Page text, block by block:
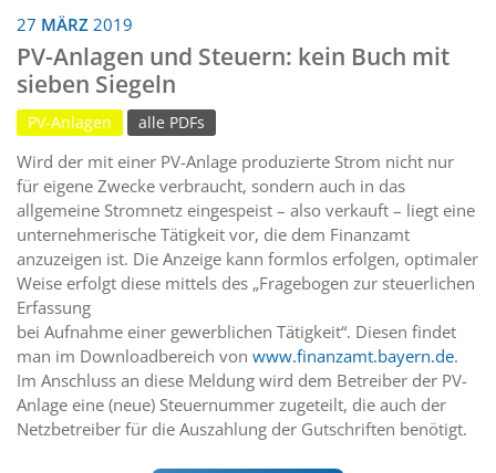
27 MÄRZ 2019
PV-Anlagen und Steuern: kein Buch mit
sieben Siegeln
PV-Anlagen alle PDFs
Wird der mit einer PV-Anlage produzierte Strom nicht nur
für eigene Zwecke verbraucht, sondern auch in das
allgemeine Stromnetz eingespeist – also verkauft – liegt eine
unternehmerische Tätigkeit vor, die dem Finanzamt
anzuzeigen ist. Die Anzeige kann formlos erfolgen, optimaler
Weise erfolgt diese mittels des „Fragebogen zur steuerlichen
Erfassung
bei Aufnahme einer gewerblichen Tätigkeit“. Diesen findet
man im Downloadbereich von www.finanzamt.bayern.de.
Im Anschluss an diese Meldung wird dem Betreiber der PV-
Anlage eine (neue) Steuernummer zugeteilt, die auch der
Netzbetreiber für die Auszahlung der Gutschriften benötigt.